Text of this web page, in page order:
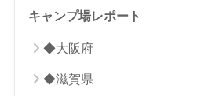
キャンプ場レポート
◆大阪府
◆滋賀県